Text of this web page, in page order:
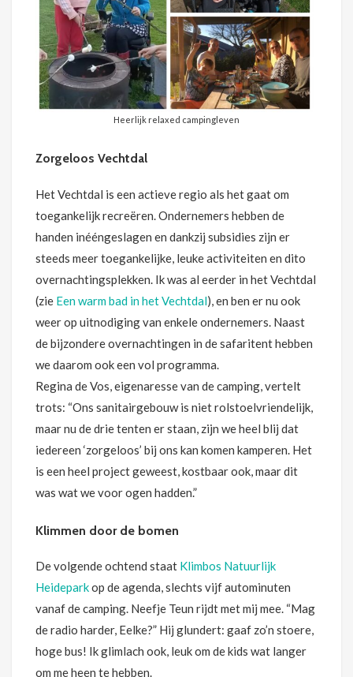
Heerlijk relaxed campingleven
Zorgeloos Vechtdal
Het Vechtdal is een actieve regio als het gaat om
toegankelijk recreëren. Ondernemers hebben de
handen inééngeslagen en dankzij subsidies zijn er
steeds meer toegankelijke, leuke activiteiten en dito
overnachtingsplekken. Ik was al eerder in het Vechtdal
(zie Een warm bad in het Vechtdal), en ben er nu ook
weer op uitnodiging van enkele ondernemers. Naast
de bijzondere overnachtingen in de safaritent hebben
we daarom ook een vol programma.
Regina de Vos, eigenaresse van de camping, vertelt
trots: “Ons sanitairgebouw is niet rolstoelvriendelijk,
maar nu de drie tenten er staan, zijn we heel blij dat
iedereen ‘zorgeloos’ bij ons kan komen kamperen. Het
is een heel project geweest, kostbaar ook, maar dit
was wat we voor ogen hadden.”
Klimmen door de bomen
De volgende ochtend staat Klimbos Natuurlijk
Heideparkop de agenda, slechts vijf autominuten
vanaf de camping. Neefje Teun rijdt met mij mee. “Mag
de radio harder, Eelke?” Hij glundert: gaaf zo’n stoere,
hoge bus! Ik glimlach ook, leuk om de kids wat langer
om me heen te hebben.